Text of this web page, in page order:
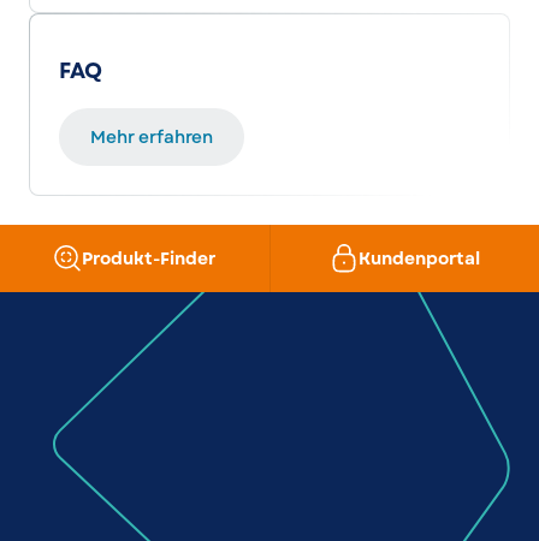
FAQ
Mehr erfahren
Produkt-Finder Kundenportal